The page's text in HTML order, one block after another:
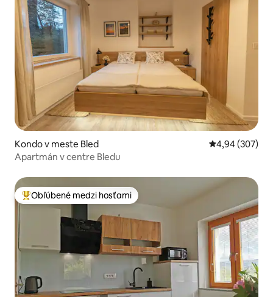
Kondo v meste Bled Priemerné
4,94 (307)
Apartmán v centre Bledu
Najobľúbenejšie medzi hosťami
Obľúbené medzi hosťami